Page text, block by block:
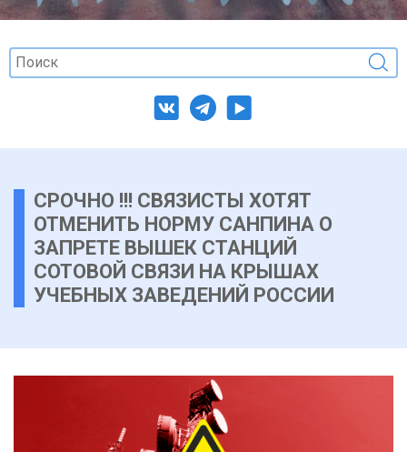
СРОЧНО !!! СВЯЗИСТЫ ХОТЯТ
ОТМЕНИТЬ НОРМУ САНПИНА О
ЗАПРЕТЕ ВЫШЕК СТАНЦИЙ
СОТОВОЙ СВЯЗИ НА КРЫШАХ
УЧЕБНЫХ ЗАВЕДЕНИЙ РОССИИ